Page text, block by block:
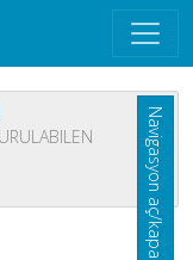
Navigasyon aç/kapa